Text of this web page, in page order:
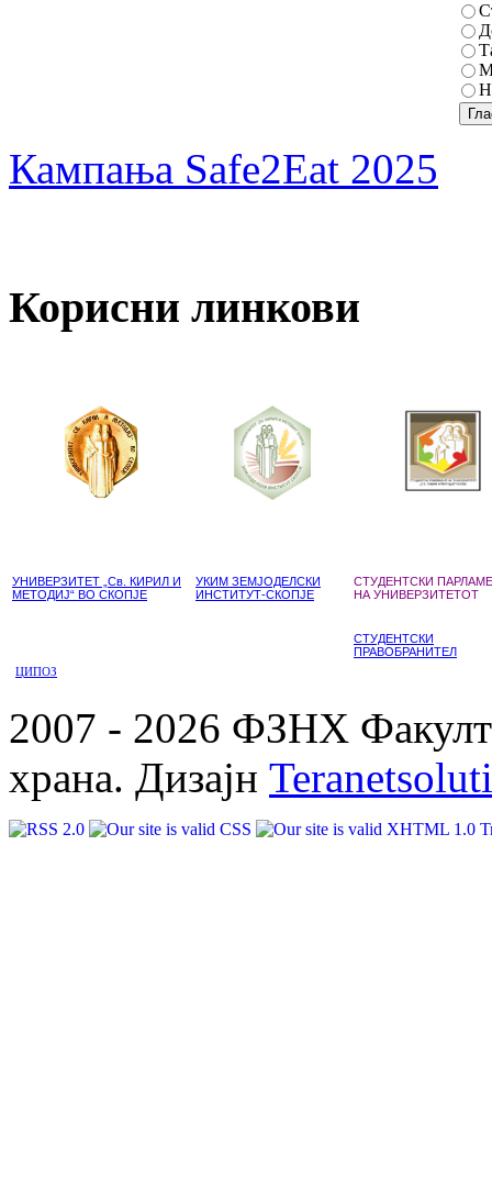
Кампања Safe2Eat 2025
Корисни линкови
УНИВЕРЗИТЕТ „Св. КИРИЛ И
МЕТОДИЈ“ ВО СКОПЈЕ
УКИМ ЗЕМЈОДЕЛСКИ
ИНСТИТУТ-СКОПЈЕ
СТУДЕНТСКИ
НА УНИВЕРЗИТЕТОТ
СТУДЕНТСКИ
ПРАВОБРАНИТЕЛ
ЦИПОЗ
2007 - 2026 ФЗНХ
храна. Дизајн